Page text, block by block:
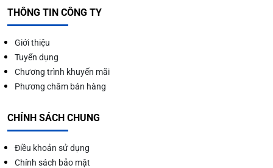
THÔNG TIN CÔNG TY
Giới thiệu
Tuyển dụng
Chương trình khuyến mãi
Phương châm bán hàng
CHÍNH SÁCH CHUNG
Điều khoản sử dụng
Chính sách bảo mật